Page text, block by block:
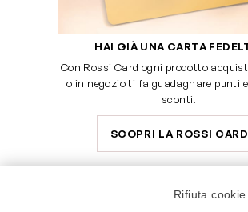
HAI GIÀ UNA CARTA
Con Rossi Card ogni prodotto
o in negozio ti fa guadagnare punti
sconti.
SCOPRI LA ROSSI CARD
Rifiuta